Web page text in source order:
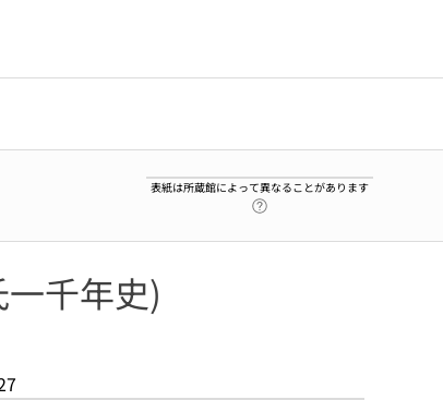
表紙は所蔵館によって異なることがあります
千年史)